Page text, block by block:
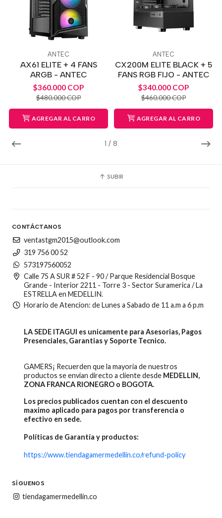
1 / 8
ANTEC
AX61 ELITE + 4 FANS
ARGB - ANTEC
$360.000 COP
$480.000 COP
AGREGAR AL CARRO
ANTEC
CX200M ELITE BLACK + 5
FANS RGB FIJO - ANTEC
$340.000 COP
$460.000 COP
AGREGAR AL CARRO
SUBIR
CONTÁCTANOS
ventastgm2015@outlook.com
319 756 00 52
573197560052
Calle 75 A SUR # 52 F - 90 / Parque Residencial Bosque
Grande - Interior 2211 - Torre 3 - Sector Suramerica / La
ESTRELLA en MEDELLIN.
Horario de Atencion: de Lunes a Sabado de 11 a.m a 6 p.m
LA SEDE ITAGUI es unicamente para Asesorias, Pagos
Presenciales, Garantias y Soporte Tecnico.
GAMERS¡ Recuerden que la mayoria de nuestros
productos se envian directo a cliente desde MEDELLIN,
ZONA FRANCA RIONEGRO o BOGOTA.
Los precios publicados cuentan con el descuento
maximo aplicado para pagos por transferencia o
efectivo en sede.
Políticas de Garantía y productos:
https://www.tiendagamermedellin.co/refund-policy
SÍGUENOS
tiendagamermedellin.co